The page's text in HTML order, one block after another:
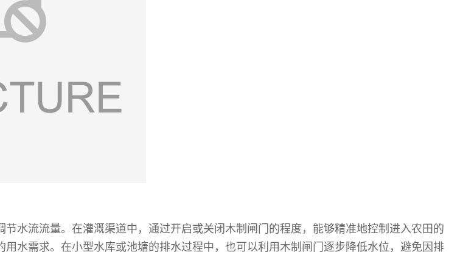
水流流量。在灌溉渠道中，通过开启或关闭木制闸门的程度，能够精准地控制进入农田的
用水需求。在小型水库或池塘的排水过程中，也可以利用木制闸门逐步降低水位，避免因排